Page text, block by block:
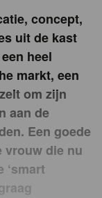
concept,
uit de kast
heel
markt, een
om zijn
aan de
Een goede
vrouw die nu
‘smart